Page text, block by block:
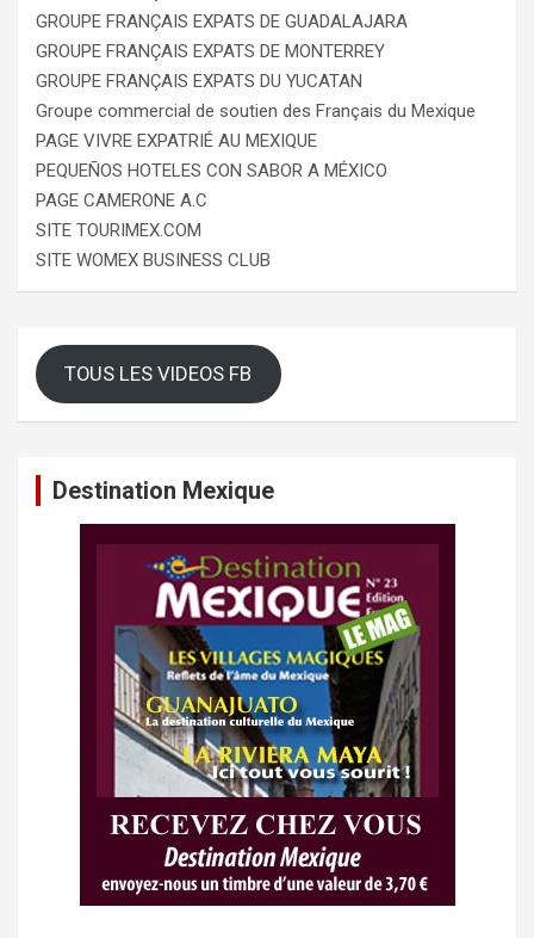
GROUPE FRANÇAIS EXPATS DE GUADALAJARA
GROUPE FRANÇAIS EXPATS DE MONTERREY
GROUPE FRANÇAIS EXPATS DU YUCATAN
Groupe commercial de soutien des Français du Mexique
PAGE VIVRE EXPATRIÉ AU MEXIQUE
PEQUEÑOS HOTELES CON SABOR A MÉXICO
PAGE CAMERONE A.C
SITE TOURIMEX.COM
SITE WOMEX BUSINESS CLUB
TOUS LES VIDEOS FB
Destination Mexique